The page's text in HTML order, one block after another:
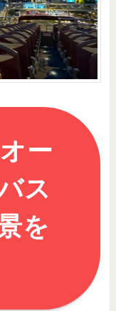
ー
ス
を